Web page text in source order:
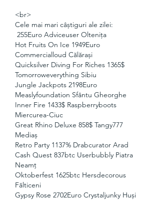
<br>
Cele mai mari câștiguri ale zilei:
255Euro Adviceuser Oltenița
Hot Fruits On Ice 1949Euro
Commercialloud Călărași
Quicksilver Diving For Riches 1365$
Tomorroweverything Sibiu
Jungle Jackpots 2198Euro
Measlyfoundation Sfântu Gheorghe
Inner Fire 1433$ Raspberryboots
Miercurea-Ciuc
Great Rhino Deluxe 858$ Tangy777
Mediaș
Retro Party 1137% Drabcurator Arad
Cash Quest 837btc Userbubbly Piatra
Neamț
Oktoberfest 1625btc Hersdecorous
Fălticeni
Gypsy Rose 2702Euro Crystaljunky Huși